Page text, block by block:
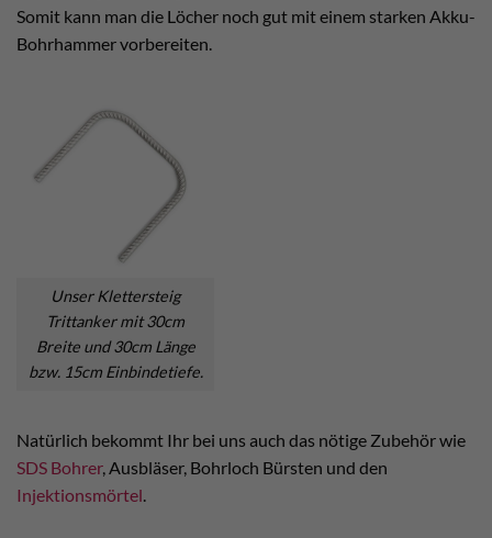
Somit kann man die Löcher noch gut mit einem starken Akku-
Bohrhammer vorbereiten.
Unser Klettersteig
Trittanker mit 30cm
Breite und 30cm Länge
bzw. 15cm Einbindetiefe.
Natürlich bekommt Ihr bei uns auch das nötige Zubehör wie
SDS Bohrer, Ausbläser, Bohrloch Bürsten und den
Injektionsmörtel.